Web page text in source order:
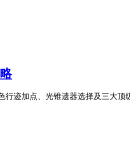
迹加点、光锥遗器选择及三大